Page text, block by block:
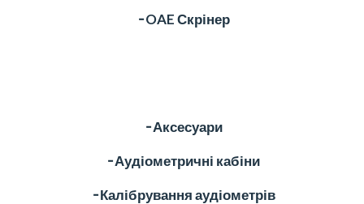
╶ OAE Скрінер
╶ Аксесуари
╶ Аудіометричні кабіни
╶ Калібрування аудіометрів